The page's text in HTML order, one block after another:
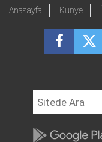
Anasayfa Künye